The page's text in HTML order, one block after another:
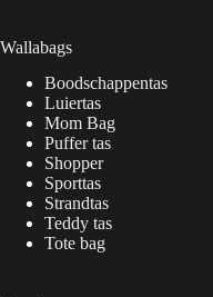
Wallabags
Boodschappentas
Luiertas
Mom Bag
Puffer tas
Shopper
Sporttas
Strandtas
Teddy tas
Tote bag